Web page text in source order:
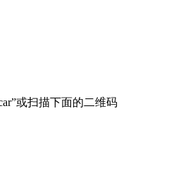
或扫描下面的二维码